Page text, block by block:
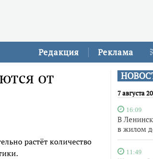
Редакция Реклама
7 августа
16:09
В
в жилом
11:49
от
растёт количество